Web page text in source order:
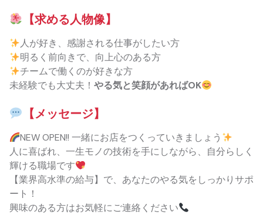
【求める人物像】
人が好き、感謝される仕事がしたい方
明るく前向きで、向上心のある方
チームで働くのが好きな方
未経験でも大丈夫！ やる気と笑顔があればOK
【メッセージ】
NEW OPEN!! 一緒にお店をつくっていきましょう
人に喜ばれ、一生モノの技術を手にしながら、自分らしく
輝ける職場です
【業界高水準の給与】で、あなたのやる気をしっかりサポ
ート！
興味のある方はお気軽にご連絡ください